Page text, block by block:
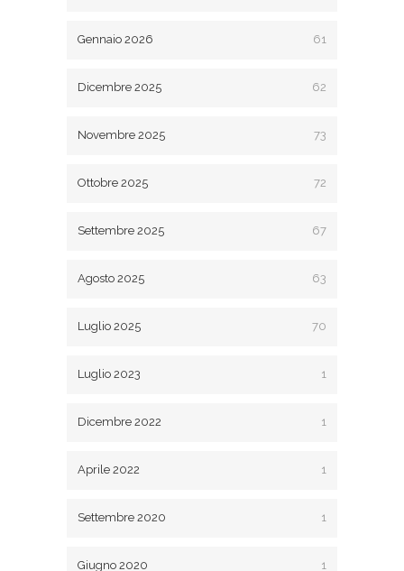
Gennaio 2026 61
Dicembre 2025 62
Novembre 2025 73
Ottobre 2025 72
Settembre 2025 67
Agosto 2025 63
Luglio 2025 70
Luglio 2023 1
Dicembre 2022 1
Aprile 2022 1
Settembre 2020 1
Giugno 2020 1